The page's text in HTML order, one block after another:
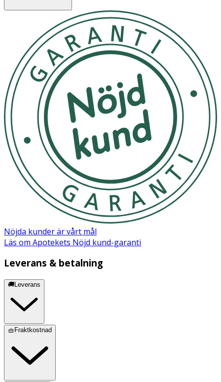
1. Se till att strumpan är rättvänd och stoppa in handen
ända ner till hälen.
2. Vänd din strumpa ut och in till hälen.
3. Töj ut skaftet och sätt strumpan på foten. Se till att
hälen kommer på rätt plats och inte är vriden.
4. Vänd tillbaka skaftet och dra det uppåt längs vaden.
OBS! Dubbelvik aldrig strumpkanten.
Tvättråd
För att få maximal hållbarhet på strumpan skall den
tvättas i maskin efter varje användning. Det återger
strumpan dess elasticitet och därmed ett bra tryck.
Maskintvätten gör att tex hudavlagringar försvinner
bättre än om du bara handtvättar. Strumpan kan
maskintvättas i 40 grader, samt centrifugeras och
torktumlas om önskas. Blek eller stryk inte.
50% polypropylene (Dryarn) 36% polyamid 14% elastan
Nöjda kunder är vårt mål
Läs om Apotekets Nöjd kund-garanti
Leverans & betalning
🚚Leverans
🧺Fraktkostnad